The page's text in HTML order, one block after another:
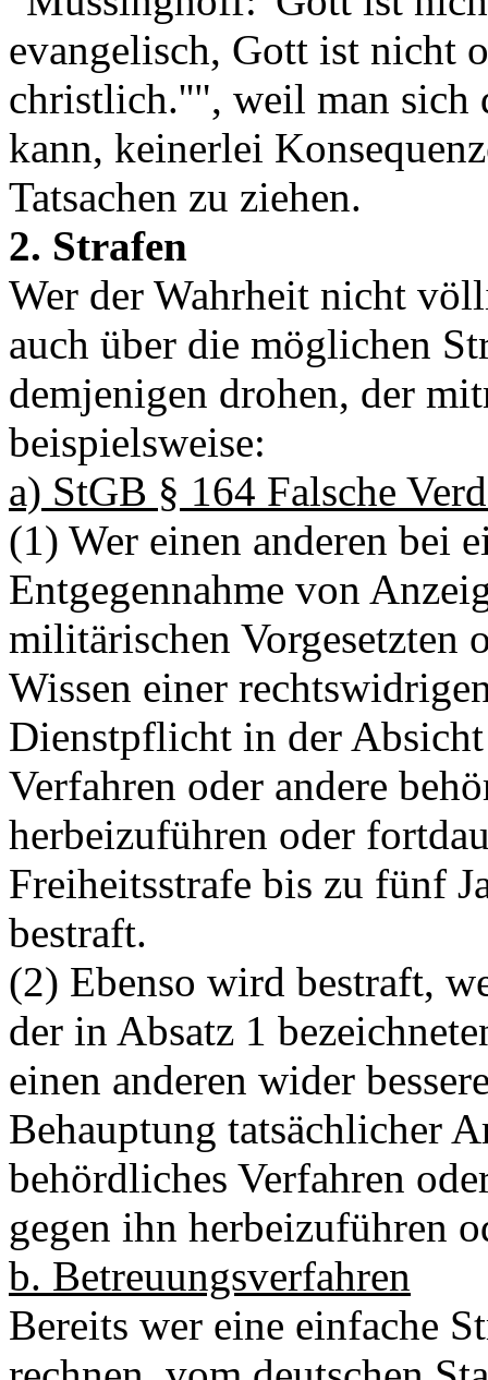
evangelisch, Gott ist nicht
christlich.''", weil man sich
kann, keinerlei
Tatsachen zu ziehen.
2. Strafen
Wer der Wahrheit nicht
auch über die möglichen
demjenigen drohen, der
beispielsweise:
a) StGB § 164 Falsche
(1) Wer einen anderen bei
Entgegennahme von
militärischen Vorgesetzten
Wissen einer
Dienstpflicht in der
Verfahren oder andere
herbeizuführen oder
Freiheitsstrafe bis zu fünf
bestraft.
(2) Ebenso wird bestraft,
der in Absatz 1
einen anderen wider
Behauptung tatsächlicher
behördliches Verfahren
gegen ihn herbeizuführen
b. Betreuungsverfahren
Bereits wer eine einfache